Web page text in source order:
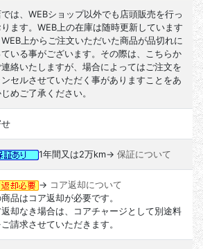
は、WEBショップ以外でも店頭販売を行っ
ます。WEB上の在庫は随時更新しています
上からご注文いただいた商品が品切れに
ている事がございます。その際は、こちらか
連絡いたしますが、場合によってはご注文を
ンセルさせていただく事がありますことをあ
めご了承ください。
1年間又は2万km→ 保証について
→ コア返却について
品はコア返却が必要です。
返却なき場合は、コアチャージとして別途料
請求させていただきます。